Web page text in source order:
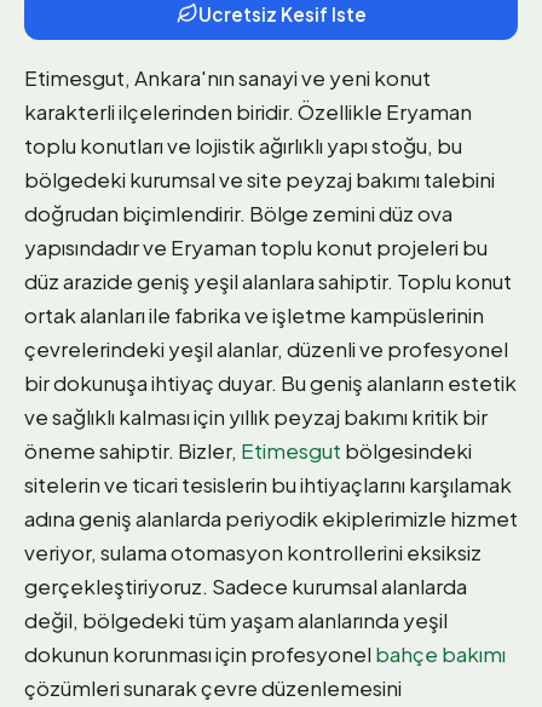
Ucretsiz Kesif Iste
Etimesgut, Ankara'nın sanayi ve yeni konut
karakterli ilçelerinden biridir. Özellikle Eryaman
toplu konutları ve lojistik ağırlıklı yapı stoğu, bu
bölgedeki kurumsal ve site peyzaj bakımı talebini
doğrudan biçimlendirir. Bölge zemini düz ova
yapısındadır ve Eryaman toplu konut projeleri bu
düz arazide geniş yeşil alanlara sahiptir. Toplu konut
ortak alanları ile fabrika ve işletme kampüslerinin
çevrelerindeki yeşil alanlar, düzenli ve profesyonel
bir dokunuşa ihtiyaç duyar. Bu geniş alanların estetik
ve sağlıklı kalması için yıllık peyzaj bakımı kritik bir
öneme sahiptir. Bizler, Etimesgut bölgesindeki
sitelerin ve ticari tesislerin bu ihtiyaçlarını karşılamak
adına geniş alanlarda periyodik ekiplerimizle hizmet
veriyor, sulama otomasyon kontrollerini eksiksiz
gerçekleştiriyoruz. Sadece kurumsal alanlarda
değil, bölgedeki tüm yaşam alanlarında yeşil
dokunun korunması için profesyonel bahçe bakımı
çözümleri sunarak çevre düzenlemesini